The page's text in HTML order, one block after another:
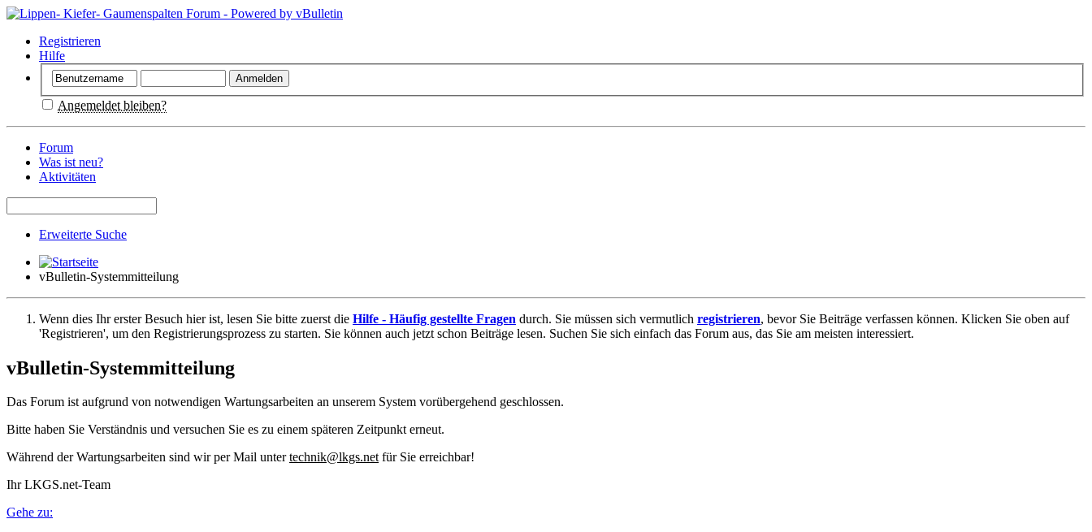
Registrieren
Hilfe
Angemeldet bleiben?
Forum
Was ist neu?
Aktivitäten
Erweiterte Suche
vBulletin-Systemmitteilung
Wenn dies Ihr erster Besuch hier ist, lesen Sie bitte zuerst die Hilfe - Häufig gestellte Fragen durch. Sie müssen sich vermutlich registrieren, bevor Sie Beiträge verfassen können. Klicken Sie oben auf
'Registrieren', um den Registrierungsprozess zu starten. Sie können auch jetzt schon Beiträge lesen. Suchen Sie sich einfach das Forum aus, das Sie am meisten interessiert.
vBulletin-Systemmitteilung
Das Forum ist aufgrund von notwendigen Wartungsarbeiten an unserem System vorübergehend geschlossen.
Bitte haben Sie Verständnis und versuchen Sie es zu einem späteren Zeitpunkt erneut.
Während der Wartungsarbeiten sind wir per Mail untertechnik@lkgs.netfür Sie erreichbar!
Ihr LKGS.net-Team
Gehe zu: